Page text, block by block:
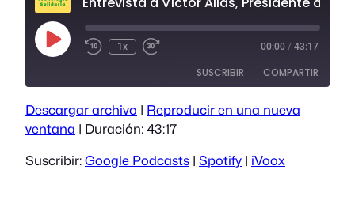
Reproducir
episodio
1x 00:00 / 43:17
SUSCRIBIR COMPARTIR
Google Podcasts
COMPARTIR
ENLACE
Descargar archivo | Reproducir en una nueva
ventana | Duración: 43:17
Suscribir: Google Podcasts | Spotify | iVoox